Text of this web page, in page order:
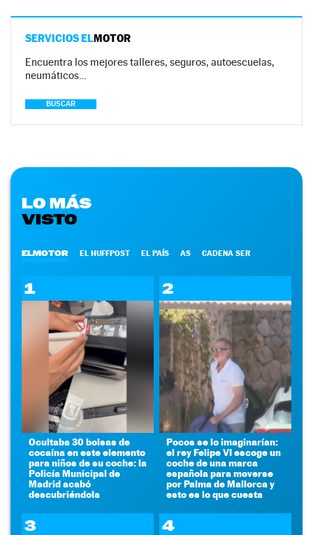
SERVICIOS ELMOTOR
Encuentra los mejores talleres, seguros, autoescuelas,
neumáticos…
BUSCAR
LO MÁS
VISTO
ELMOTOR EL HUFFPOST EL PAÍS AS CADENA SER
1
Ocultaba 30 bolsas de
cocaína en este elemento
para niños de su coche: la
Policía Municipal de
Madrid acabó
descubriéndola
2
Pocos se lo imaginarían:
el rey Felipe VI escoge un
coche de una marca
española para moverse
por Palma de Mallorca y
esto es lo que cuesta
3 4